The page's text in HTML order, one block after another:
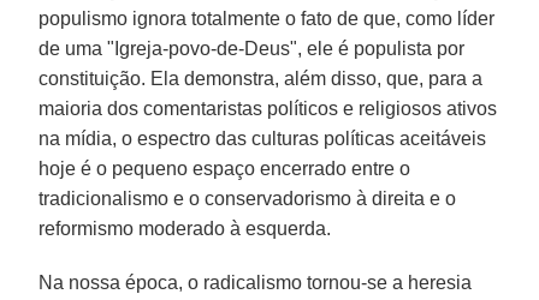
populismo ignora totalmente o fato de que, como líder
de uma "Igreja-povo-de-Deus", ele é populista por
constituição. Ela demonstra, além disso, que, para a
maioria dos comentaristas políticos e religiosos ativos
na mídia, o espectro das culturas políticas aceitáveis
hoje é o pequeno espaço encerrado entre o
tradicionalismo e o conservadorismo à direita e o
reformismo moderado à esquerda.
Na nossa época, o radicalismo tornou-se a heresia